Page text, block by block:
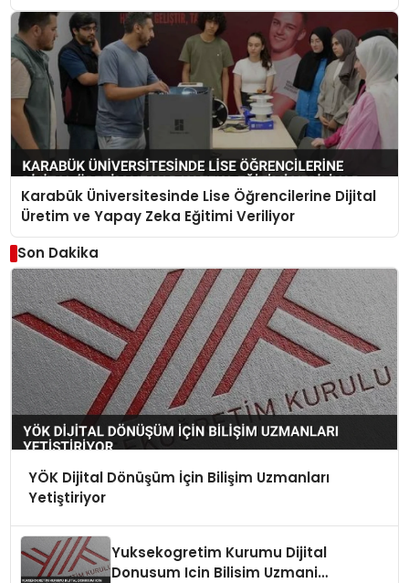
Karabük Üniversitesinde Lise Öğrencilerine Dijital
Üretim ve Yapay Zeka Eğitimi Veriliyor
Son Dakika
YÖK Dijital Dönüşüm İçin Bilişim Uzmanları
Yetiştiriyor
Yuksekogretim Kurumu Dijital
Donusum Icin Bilisim Uzmani